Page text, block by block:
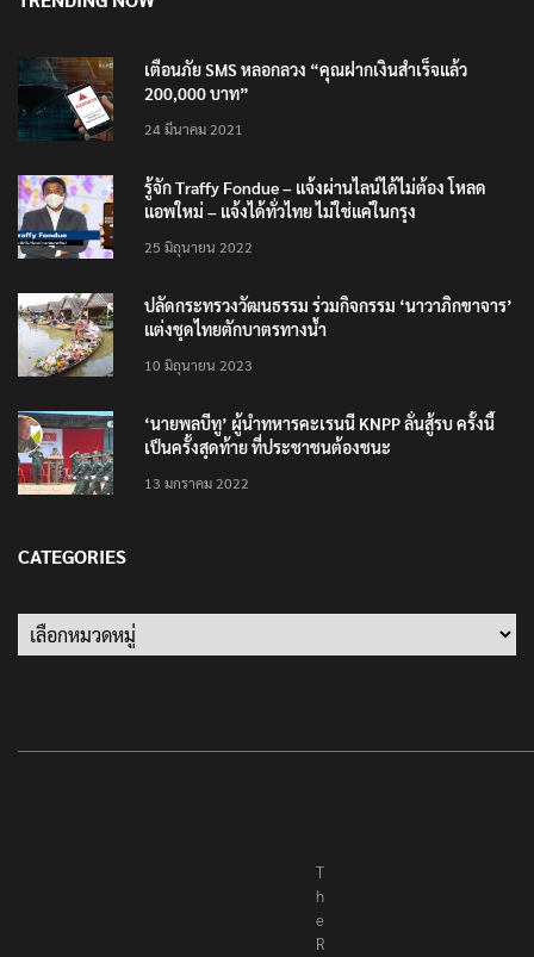
เตือนภัย SMS หลอกลวง “คุณฝากเงินสำเร็จแล้ว
200,000 บาท”
24 มีนาคม 2021
รู้จัก Traffy Fondue – แจ้งผ่านไลน์ได้ไม่ต้อง โหลด
แอพใหม่ – แจ้งได้ทั่วไทย ไม่ใช่แค่ในกรุง
25 มิถุนายน 2022
ปลัดกระทรวงวัฒนธรรม ร่วมกิจกรรม ‘นาวาภิกขาจาร’
แต่งชุดไทยตักบาตรทางน้ำ
10 มิถุนายน 2023
‘นายพลบีทู’ ผู้นำทหารคะเรนนี KNPP ลั่นสู้รบ ครั้งนี้
เป็นครั้งสุดท้าย ที่ประชาชนต้องชนะ
13 มกราคม 2022
CATEGORIES
Categories
T
h
e
R